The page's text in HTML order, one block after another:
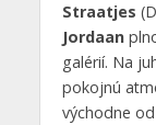
Straatjes
Jordaan
galérií. Na
pokojnú
východne